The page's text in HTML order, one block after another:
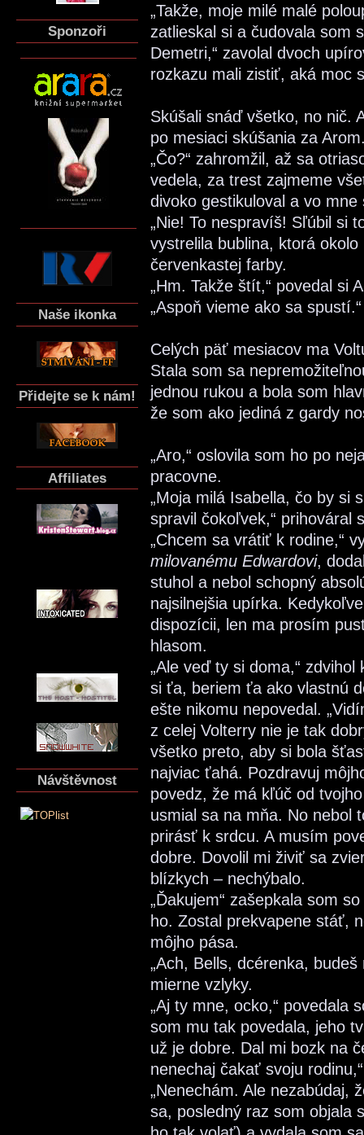
Sponzoři
Naše ikonka
Přidejte se k nám!
Affiliates
Návštěvnost
„Takže, moje milé malé
zatlieskal si a čudovala som
Demetri,“ zavolal dvoch
rozkazu mali zistiť, aká moc
Skúšali snáď všetko, no nič.
po mesiaci skúšania za
„Čo?“ zahromžil, až sa
vedela, za trest zajmeme
divoko gestikuloval a vo
„Nie! To nespravíš! Sľúbil si
vystrelila bublina, ktorá
červenkastej farby.
„Hm. Takže štít,“ povedal si
„Aspoň vieme ako sa spustí.“
Celých päť mesiacov ma
Stala som sa
jednou rukou a bola som
že som ako jediná z gardy
„Aro,“ oslovila som ho po
pracovne.
„Moja milá Isabella, čo by si
spravil čokoľvek,“ prihováral
„Chcem sa vrátiť k rodine,“
milovanému Edwardovi,
stuhol a nebol schopný
najsilnejšia upírka.
dispozícii, len ma prosím
hlasom.
„Ale veď ty si doma,“
si ťa, beriem ťa ako vlastnú
ešte nikomu nepovedal.
z celej Volterry nie je tak
všetko preto, aby si bola
najviac ťahá. Pozdravuj
povedz, že má kľúč od
usmial sa na mňa. No nebol
prirásť k srdcu. A musím
dobre. Dovolil mi živiť sa
blízkych – nechýbalo.
„Ďakujem“ zašepkala som
ho. Zostal prekvapene stáť,
môjho pása.
„Ach, Bells, dcérenka,
mierne vzlyky.
„Aj ty mne, ocko,“ povedala
som mu tak povedala, jeho
už je dobre. Dal mi bozk na
nenechaj čakať svoju
„Nenechám. Ale nezabúdaj,
sa, posledný raz som objala